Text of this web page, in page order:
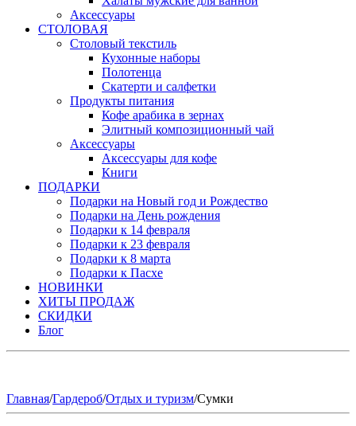
Аксессуары
СТОЛОВАЯ
Столовый текстиль
Кухонные наборы
Полотенца
Скатерти и салфетки
Продукты питания
Кофе арабика в зернах
Элитный композиционный чай
Аксессуары
Аксессуары для кофе
Книги
ПОДАРКИ
Подарки на Новый год и Рождество
Подарки на День рождения
Подарки к 14 февраля
Подарки к 23 февраля
Подарки к 8 марта
Подарки к Пасхе
НОВИНКИ
ХИТЫ ПРОДАЖ
СКИДКИ
Блог
Главная/Гардероб/Отдых и туризм/Сумки